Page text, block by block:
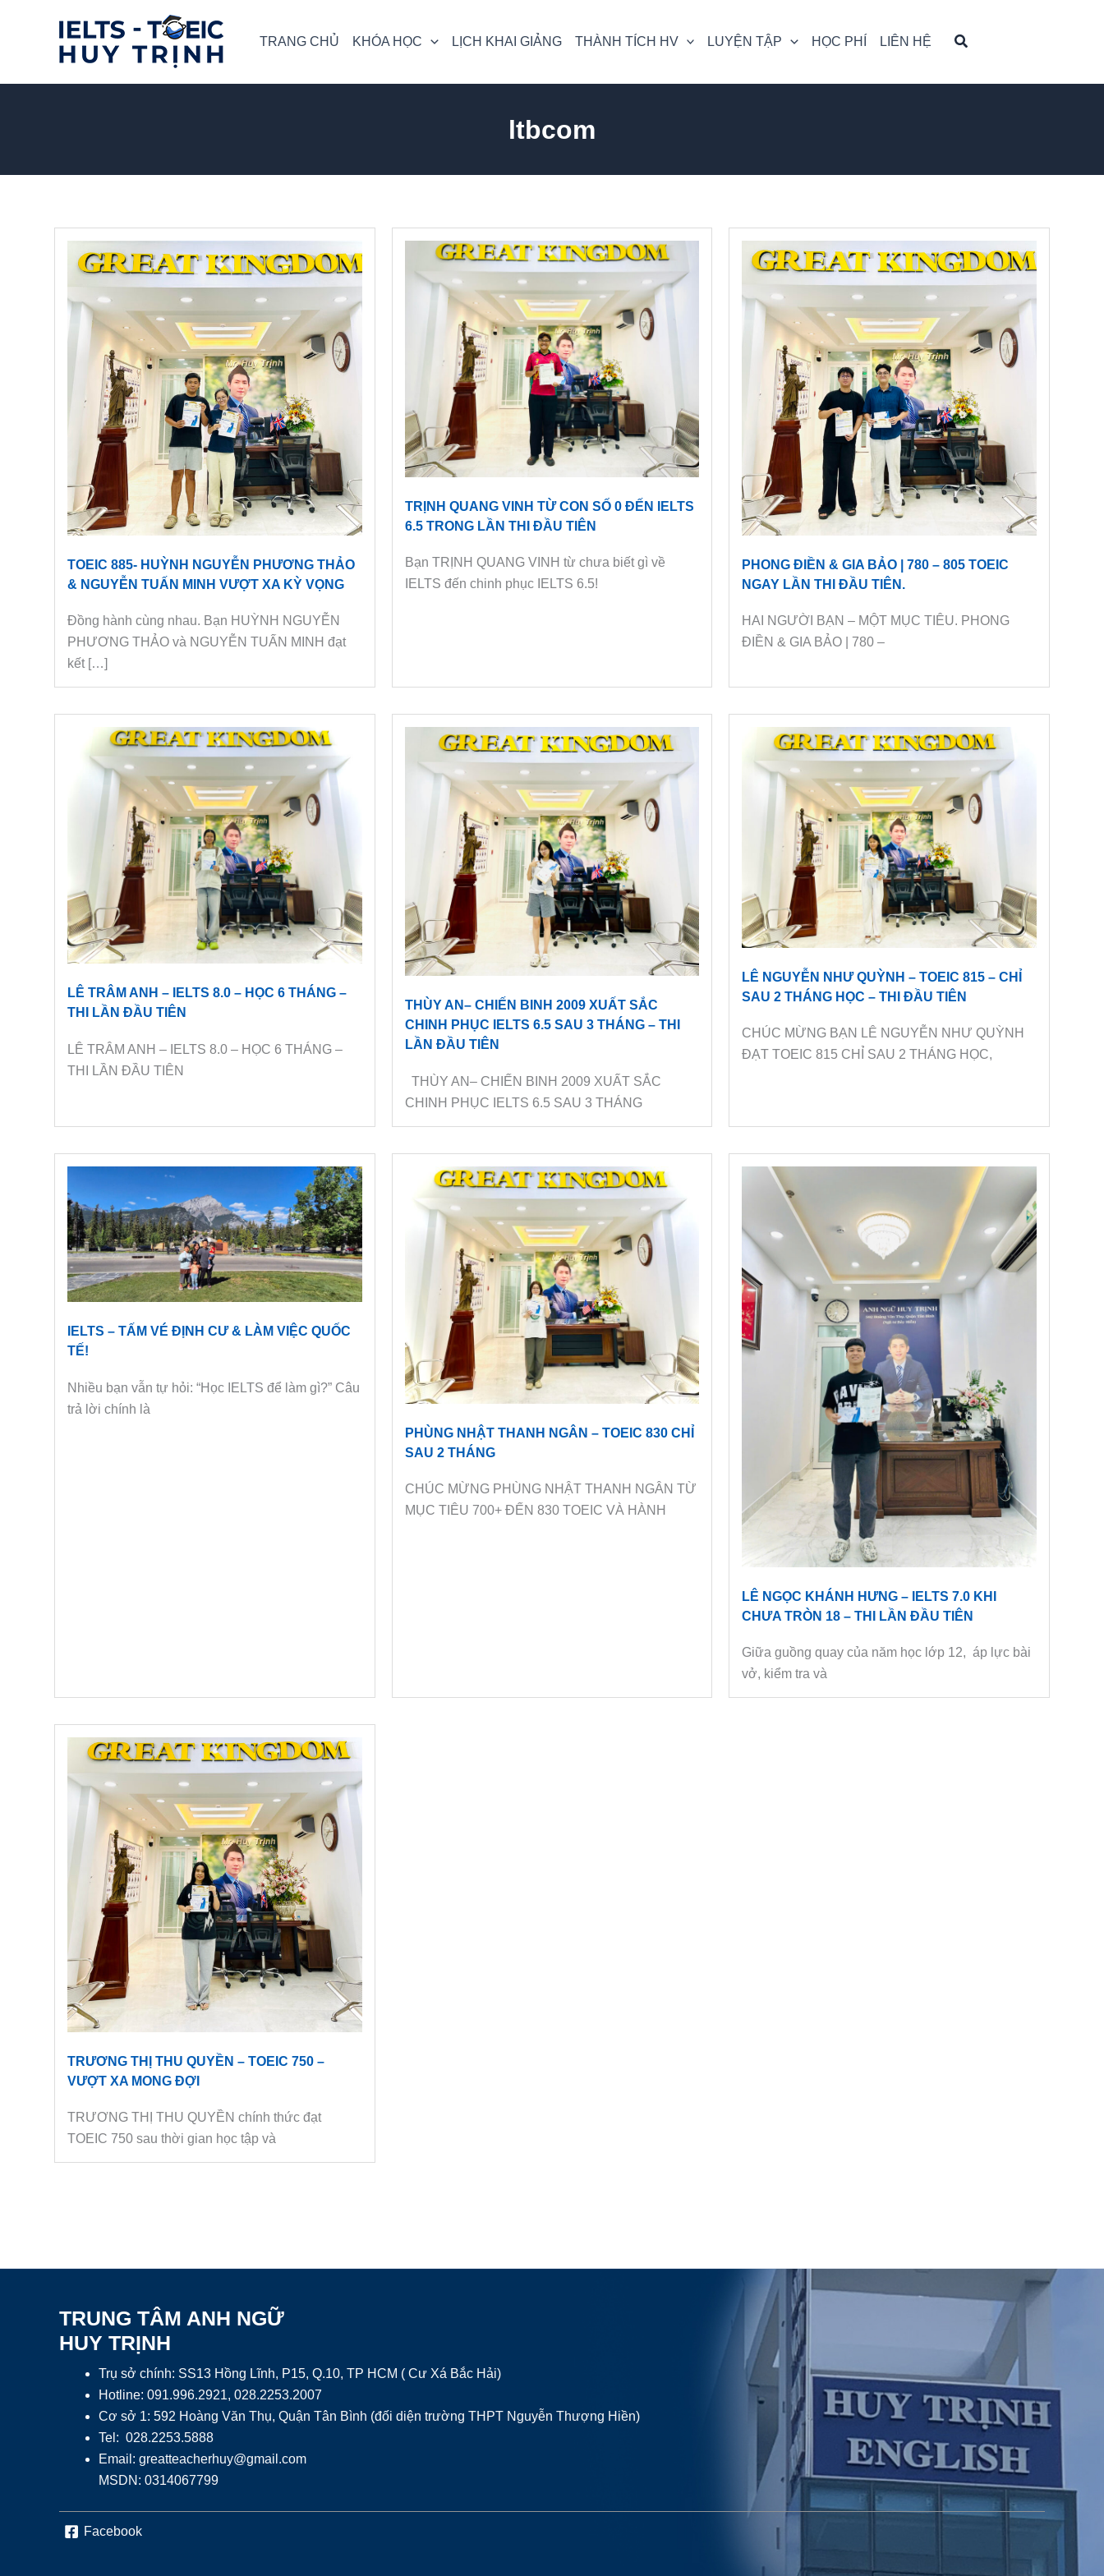
TRANG CHỦ KHÓA HỌC LỊCH KHAI GIẢNG THÀNH TÍCH HV LUYỆN TẬP HỌC PHÍ LIÊN HỆ
ltbcom
TOEIC 885- HUỲNH NGUYỄN PHƯƠNG THẢO
& NGUYỄN TUẤN MINH VƯỢT XA KỲ VỌNG
Đồng hành cùng nhau. Bạn HUỲNH NGUYỄN
PHƯƠNG THẢO và NGUYỄN TUẤN MINH đạt
kết […]
TRỊNH QUANG VINH TỪ CON SỐ 0 ĐẾN IELTS
6.5 TRONG LẦN THI ĐẦU TIÊN
Bạn TRỊNH QUANG VINH từ chưa biết gì về
IELTS đến chinh phục IELTS 6.5!
PHONG ĐIỀN & GIA BẢO | 780 – 805 TOEIC
NGAY LẦN THI ĐẦU TIÊN.
HAI NGƯỜI BẠN – MỘT MỤC TIÊU. PHONG
ĐIỀN & GIA BẢO | 780 –
LÊ TRÂM ANH – IELTS 8.0 – HỌC 6 THÁNG –
THI LẦN ĐẦU TIÊN
LÊ TRÂM ANH – IELTS 8.0 – HỌC 6 THÁNG –
THI LẦN ĐẦU TIÊN
THÙY AN– CHIẾN BINH 2009 XUẤT SẮC
CHINH PHỤC IELTS 6.5 SAU 3 THÁNG – THI
LẦN ĐẦU TIÊN
THÙY AN– CHIẾN BINH 2009 XUẤT SẮC
CHINH PHỤC IELTS 6.5 SAU 3 THÁNG
LÊ NGUYỄN NHƯ QUỲNH – TOEIC 815 – CHỈ
SAU 2 THÁNG HỌC – THI ĐẦU TIÊN
CHÚC MỪNG BẠN LÊ NGUYỄN NHƯ QUỲNH
ĐẠT TOEIC 815 CHỈ SAU 2 THÁNG HỌC,
IELTS – TẤM VÉ ĐỊNH CƯ & LÀM VIỆC QUỐC
TẾ!
Nhiều bạn vẫn tự hỏi: “Học IELTS để làm gì?” Câu
trả lời chính là
PHÙNG NHẬT THANH NGÂN – TOEIC 830 CHỈ
SAU 2 THÁNG
CHÚC MỪNG PHÙNG NHẬT THANH NGÂN TỪ
MỤC TIÊU 700+ ĐẾN 830 TOEIC VÀ HÀNH
LÊ NGỌC KHÁNH HƯNG – IELTS 7.0 KHI
CHƯA TRÒN 18 – THI LẦN ĐẦU TIÊN
Giữa guồng quay của năm học lớp 12, áp lực bài
vở, kiểm tra và
TRƯƠNG THỊ THU QUYỀN – TOEIC 750 –
VƯỢT XA MONG ĐỢI
TRƯƠNG THỊ THU QUYỀN chính thức đạt
TOEIC 750 sau thời gian học tập và
TRUNG TÂM ANH NGỮ
HUY TRỊNH
Trụ sở chính: SS13 Hồng Lĩnh, P15, Q.10, TP HCM ( Cư Xá Bắc Hải)
Hotline: 091.996.2921, 028.2253.2007
Cơ sở 1: 592 Hoàng Văn Thụ, Quận Tân Bình (đối diện trường THPT Nguyễn Thượng Hiền)
Tel: 028.2253.5888
Email: greatteacherhuy@gmail.com
MSDN: 0314067799
Facebook